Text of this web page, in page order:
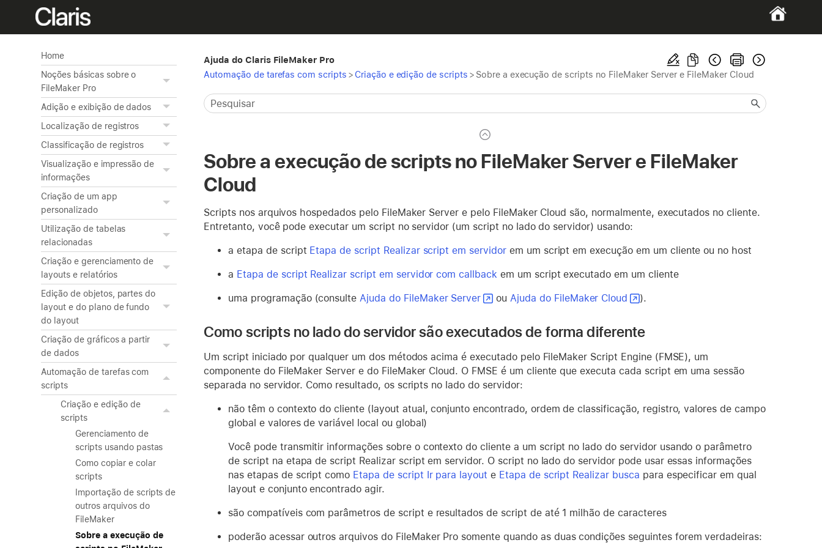
Home
Noções básicas sobre o
FileMaker Pro
Adição e exibição de dados
Localização de registros
Classificação de registros
Visualização e impressão de
informações
Criação de um app
personalizado
Utilização de tabelas
relacionadas
Criação e gerenciamento de
layouts e relatórios
Edição de objetos, partes do
layout e do plano de fundo
do layout
Criação de gráficos a partir
de dados
Automação de tarefas com
scripts
Criação e edição de
scripts
Gerenciamento de
scripts usando pastas
Como copiar e colar
scripts
Importação de scripts de
outros arquivos do
FileMaker
Sobre a execução de
Ajuda do Claris FileMaker Pro
Automação de tarefas com scripts > Criação e edição de scripts > Sobre a execução de scripts no FileMaker Server e FileMaker Cloud
Sobre a execução de scripts no FileMaker Server e FileMaker
Cloud
Scripts nos arquivos hospedados pelo FileMaker Server e pelo FileMaker Cloud são, normalmente, executados no cliente.
Entretanto, você pode executar um script no servidor (um script no lado do servidor) usando:
a etapa de script Etapa de script Realizar script em servidorem um script em execução em um cliente ou no host
a Etapa de script Realizar script em servidor com callback em um script executado em um cliente
uma programação (consulteAjuda do FileMaker Server ouAjuda do FileMaker Cloud ).
Como scripts no lado do servidor são executados de forma diferente
Um script iniciado por qualquer um dos métodos acima é executado pelo FileMaker Script Engine (FMSE), um
componente do FileMaker Server e do FileMaker Cloud. O FMSE é um cliente que executa cada script em uma sessão
separada no servidor. Como resultado, os scripts no lado do servidor:
não têm o contexto do cliente (layout atual, conjunto encontrado, ordem de classificação, registro, valores de campo
global e valores de variável local ou global)
Você pode transmitir informações sobre o contexto do cliente a um script no lado do servidor usando o parâmetro
de script na etapa de script Realizar script em servidor. O script no lado do servidor pode usar essas informações
nas etapas de script como Etapa de script Ir para layout e Etapa de script Realizar busca para especificar em qual
layout e conjunto encontrado agir.
são compatíveis com parâmetros de script e resultados de script de até 1 milhão de caracteres
poderão acessar outros arquivos do FileMaker Pro somente quando as duas condições seguintes forem verdadeiras: